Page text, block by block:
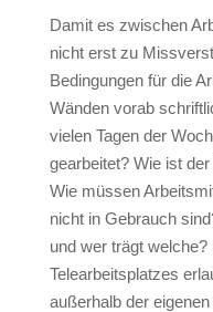
Damit es zwischen
nicht erst zu
Bedingungen für die
Wänden vorab
vielen Tagen der
gearbeitet? Wie ist
Wie müssen
nicht in Gebrauch
und wer trägt
Telearbeitsplatzes
außerhalb der